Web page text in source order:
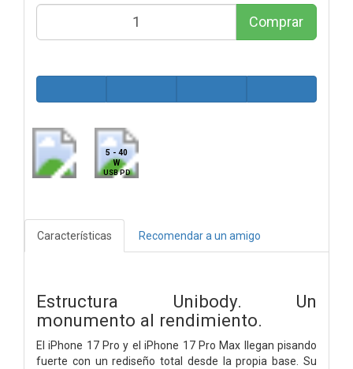
Comprar
5 - 40
W
USB PD
Características Recomendar a un amigo
Estructura Unibody. Un
monumento al rendimiento.
El iPhone 17 Pro y el iPhone 17 Pro Max llegan pisando
fuerte con un rediseño total desde la propia base. Su